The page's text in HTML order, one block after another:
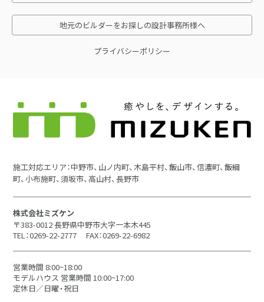
地元のビルダーをお探しの設計事務所様へ
プライバシーポリシー
施工対応エリア：中野市、山ノ内町、木島平村、飯山市、信濃町、飯綱
町、小布施町、須坂市、高山村、長野市
株式会社ミズケン
〒383-0012 長野県中野市大字一本木445
TEL：0269-22-2777
FAX：0269-22-6982
営業時間 8:00~18:00
モデルハウス 営業時間 10:00~17:00
定休日／日曜・祝日